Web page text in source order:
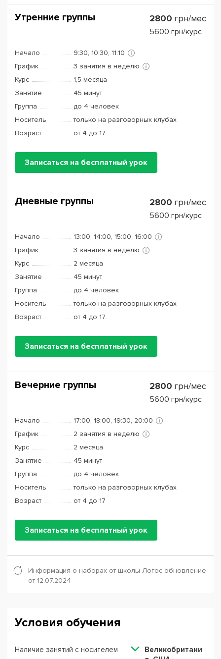
Утренние группы 2800 грн/мес
5600 грн/курс
Начало
9:30, 10:30, 11:10
График
3 занятия в неделю
Курс
1,5 месяца
Занятие
45 минут
Группа
до 4 человек
Носитель
только на разговорных клубах
Возраст
от 4 до 17
Записаться на бесплатный урок
Дневные группы 2800 грн/мес
5600 грн/курс
Начало
13:00, 14:00, 15:00, 16:00
График
3 занятия в неделю
Курс
2 месяца
Занятие
45 минут
Группа
до 4 человек
Носитель
только на разговорных клубах
Возраст
от 4 до 17
Записаться на бесплатный урок
Вечерние группы 2800 грн/мес
5600 грн/курс
Начало
17:00, 18:00, 19:30, 20:00
График
2 занятия в неделю
Курс
2 месяца
Занятие
45 минут
Группа
до 4 человек
Носитель
только на разговорных клубах
Возраст
от 4 до 17
Записаться на бесплатный урок
Информация о наборах от школы Логос обновление
от 12.07.2024
Условия обучения
Наличие занятий с носителем
Великобритани